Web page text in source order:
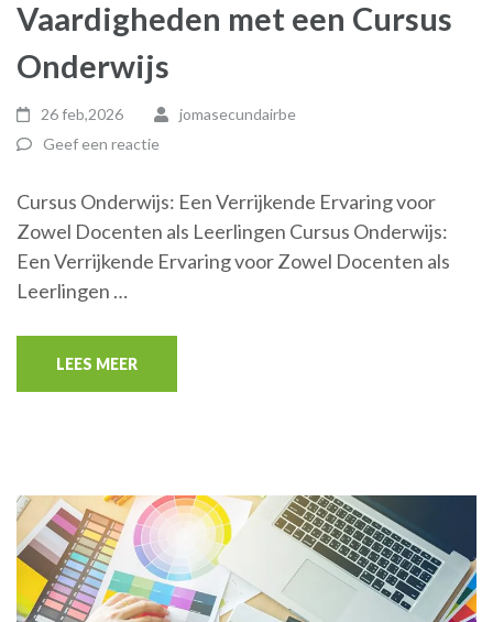
Vaardigheden met een Cursus
Onderwijs
26 feb,2026
jomasecundairbe
Geef een reactie
Cursus Onderwijs: Een Verrijkende Ervaring voor
Zowel Docenten als Leerlingen Cursus Onderwijs:
Een Verrijkende Ervaring voor Zowel Docenten als
Leerlingen …
LEES MEER